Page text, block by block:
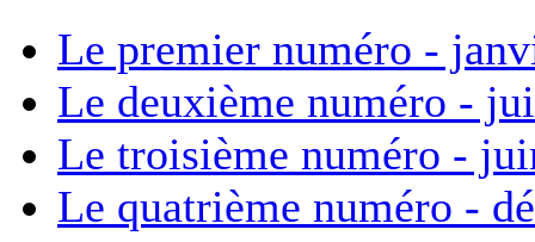
Le premier numéro -
Le deuxième numéro -
Le troisième numéro -
Le quatrième numéro -